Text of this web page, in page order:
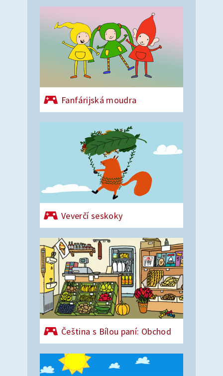
Fanfárijská moudra
Veverčí seskoky
Čeština s Bílou paní: Obchod